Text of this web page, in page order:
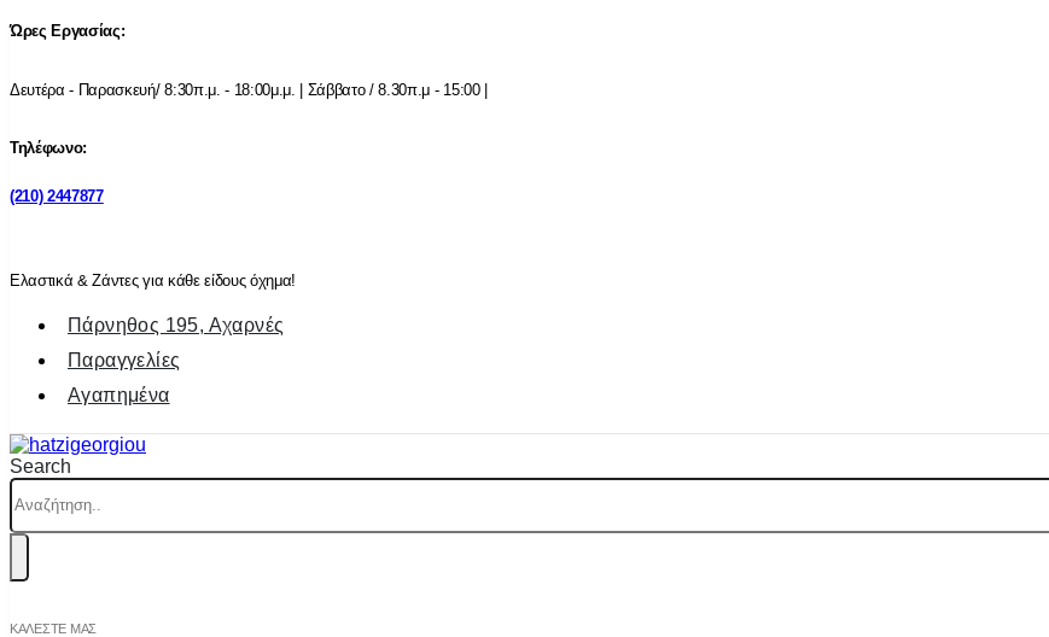
Ώρες Εργασίας:
Δευτέρα - Παρασκευή/ 8:30π.μ. - 18:00μ.μ. | Σάββατο / 8.30π.μ - 15:00 |
Τηλέφωνο:
(210) 2447877
Ελαστικά & Ζάντες για κάθε είδους όχημα!
Πάρνηθος 195, Αχαρνές
Παραγγελίες
Αγαπημένα
Search
ΚΑΛΕΣΤΕ ΜΑΣ